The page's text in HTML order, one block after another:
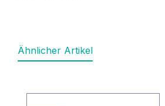
Ähnlicher Artikel